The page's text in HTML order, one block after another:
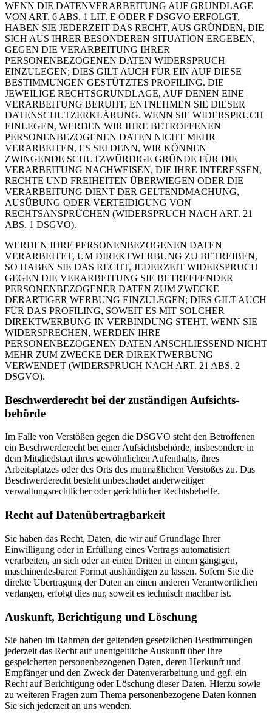
WENN DIE DATENVERARBEITUNG AUF GRUNDLAGE
VON ART. 6 ABS. 1 LIT. E ODER F DSGVO ERFOLGT,
HABEN SIE JEDERZEIT DAS RECHT, AUS GRÜNDEN, DIE
SICH AUS IHRER BESONDEREN SITUATION ERGEBEN,
GEGEN DIE VERARBEITUNG IHRER
PERSONENBEZOGENEN DATEN WIDERSPRUCH
EINZULEGEN; DIES GILT AUCH FÜR EIN AUF DIESE
BESTIMMUNGEN GESTÜTZTES PROFILING. DIE
JEWEILIGE RECHTSGRUNDLAGE, AUF DENEN EINE
VERARBEITUNG BERUHT, ENTNEHMEN SIE DIESER
DATENSCHUTZERKLÄRUNG. WENN SIE WIDERSPRUCH
EINLEGEN, WERDEN WIR IHRE BETROFFENEN
PERSONENBEZOGENEN DATEN NICHT MEHR
VERARBEITEN, ES SEI DENN, WIR KÖNNEN
ZWINGENDE SCHUTZWÜRDIGE GRÜNDE FÜR DIE
VERARBEITUNG NACHWEISEN, DIE IHRE INTERESSEN,
RECHTE UND FREIHEITEN ÜBERWIEGEN ODER DIE
VERARBEITUNG DIENT DER GELTENDMACHUNG,
AUSÜBUNG ODER VERTEIDIGUNG VON
RECHTSANSPRÜCHEN (WIDERSPRUCH NACH ART. 21
ABS. 1 DSGVO).
WERDEN IHRE PERSONENBEZOGENEN DATEN
VERARBEITET, UM DIREKTWERBUNG ZU BETREIBEN,
SO HABEN SIE DAS RECHT, JEDERZEIT WIDERSPRUCH
GEGEN DIE VERARBEITUNG SIE BETREFFENDER
PERSONENBEZOGENER DATEN ZUM ZWECKE
DERARTIGER WERBUNG EINZULEGEN; DIES GILT AUCH
FÜR DAS PROFILING, SOWEIT ES MIT SOLCHER
DIREKTWERBUNG IN VERBINDUNG STEHT. WENN SIE
WIDERSPRECHEN, WERDEN IHRE
PERSONENBEZOGENEN DATEN ANSCHLIESSEND NICHT
MEHR ZUM ZWECKE DER DIREKTWERBUNG
VERWENDET (WIDERSPRUCH NACH ART. 21 ABS. 2
DSGVO).
Beschwerde­recht bei der zuständigen Aufsichts­
behörde
Im Falle von Verstößen gegen die DSGVO steht den Betroffenen
ein Beschwerderecht bei einer Aufsichtsbehörde, insbesondere in
dem Mitgliedstaat ihres gewöhnlichen Aufenthalts, ihres
Arbeitsplatzes oder des Orts des mutmaßlichen Verstoßes zu. Das
Beschwerderecht besteht unbeschadet anderweitiger
verwaltungsrechtlicher oder gerichtlicher Rechtsbehelfe.
Recht auf Daten­übertrag­barkeit
Sie haben das Recht, Daten, die wir auf Grundlage Ihrer
Einwilligung oder in Erfüllung eines Vertrags automatisiert
verarbeiten, an sich oder an einen Dritten in einem gängigen,
maschinenlesbaren Format aushändigen zu lassen. Sofern Sie die
direkte Übertragung der Daten an einen anderen Verantwortlichen
verlangen, erfolgt dies nur, soweit es technisch machbar ist.
Auskunft, Berichtigung und Löschung
Sie haben im Rahmen der geltenden gesetzlichen Bestimmungen
jederzeit das Recht auf unentgeltliche Auskunft über Ihre
gespeicherten personenbezogenen Daten, deren Herkunft und
Empfänger und den Zweck der Datenverarbeitung und ggf. ein
Recht auf Berichtigung oder Löschung dieser Daten. Hierzu sowie
zu weiteren Fragen zum Thema personenbezogene Daten können
Sie sich jederzeit an uns wenden.